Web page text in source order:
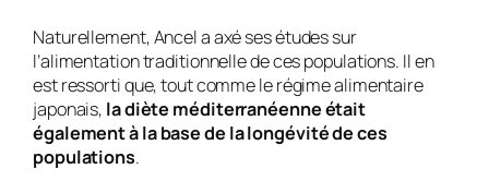
Naturellement, Ancel a axé ses études sur
l’alimentation traditionnelle de ces populations. Il en
est ressorti que, tout comme le régime alimentaire
japonais, la diète méditerranéenne était
également à la base de la longévité de ces
populations.